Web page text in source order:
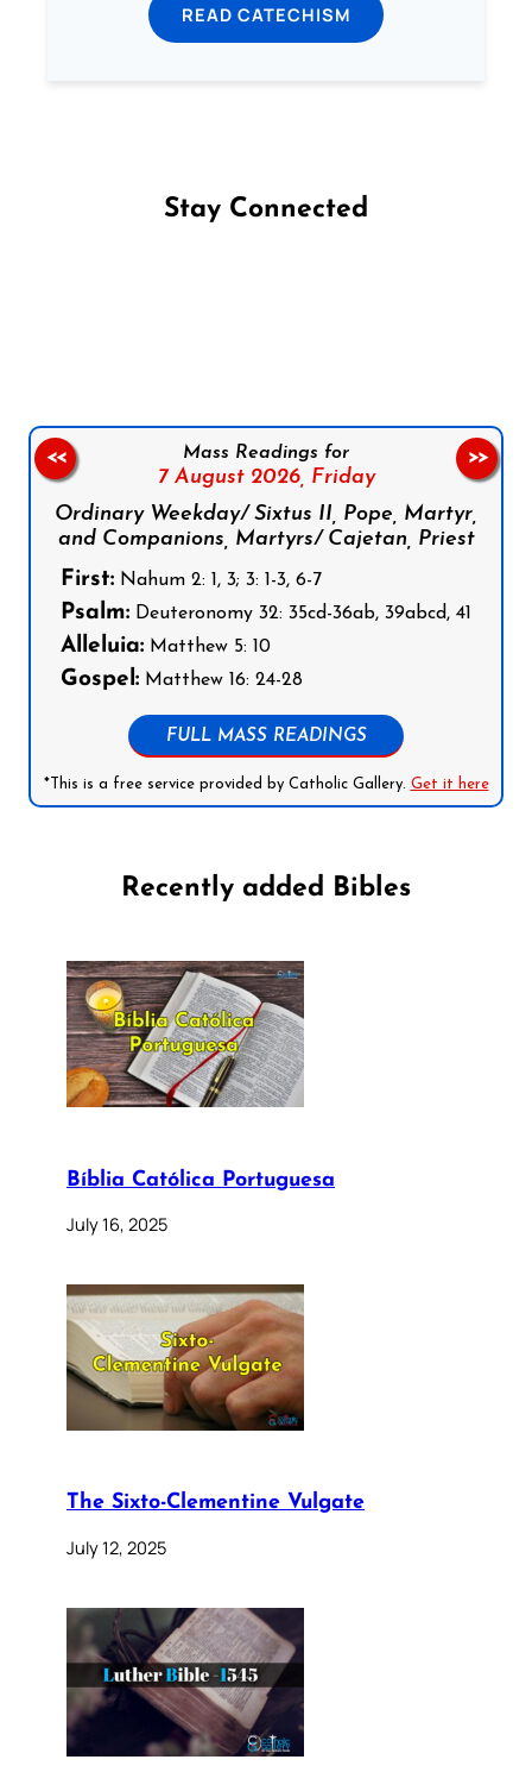
READ CATECHISM
Stay Connected
Mass Readings for
7 August 2026, Friday
Ordinary Weekday/ Sixtus II, Pope, Martyr,
and Companions, Martyrs/ Cajetan, Priest
First: Nahum 2: 1, 3; 3: 1-3, 6-7
Psalm: Deuteronomy 32: 35cd-36ab, 39abcd, 41
Alleluia: Matthew 5: 10
Gospel: Matthew 16: 24-28
FULL MASS READINGS
*This is a free service provided by Catholic Gallery. Get it here
<< >>
Recently added Bibles
Bíblia Católica Portuguesa
July 16, 2025
The Sixto-Clementine Vulgate
July 12, 2025